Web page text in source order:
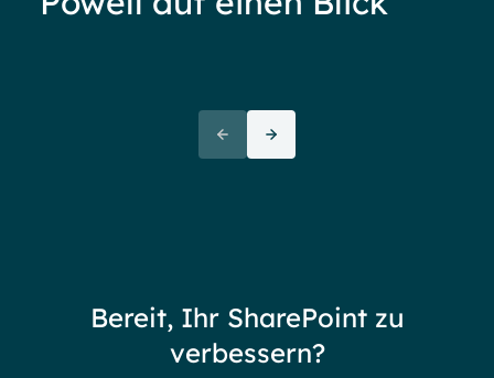
72+
Endless gratitude
Bereit, Ihr SharePoint zu
verbessern?